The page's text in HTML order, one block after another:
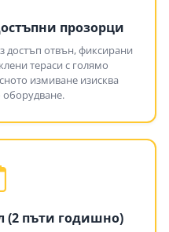
прозорци
достъп отвън, фиксирани
тераси с голямо
измиване изисква
(2 пъти годишно)